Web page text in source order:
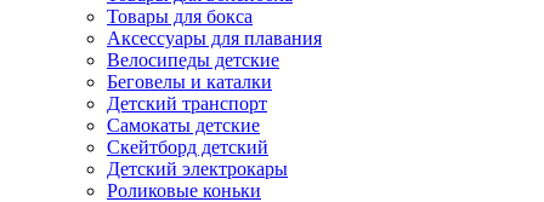
Товары для бокса
Аксессуары для плавания
Велосипеды детские
Беговелы и каталки
Детский транспорт
Самокаты детские
Скейтборд детский
Детский электрокары
Роликовые коньки